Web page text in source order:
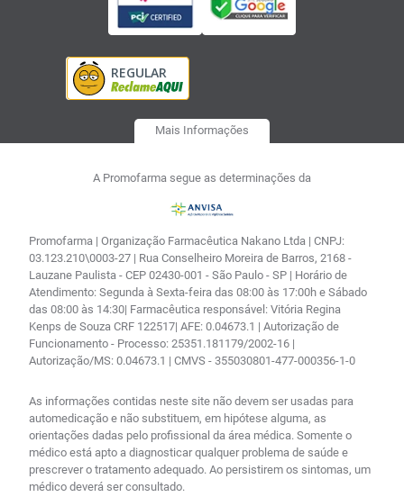
Mais Informações
A Promofarma segue as determinações da
Promofarma | Organização Farmacêutica Nakano Ltda | CNPJ:
03.123.210\0003-27 | Rua Conselheiro Moreira de Barros, 2168 -
Lauzane Paulista - CEP 02430-001 - São Paulo - SP | Horário de
Atendimento: Segunda à Sexta-feira das 08:00 às 17:00h e Sábado
das 08:00 às 14:30| Farmacêutica responsável: Vitória Regina
Kenps de Souza CRF 122517| AFE: 0.04673.1 | Autorização de
Funcionamento - Processo: 25351.181179/2002-16 |
Autorização/MS: 0.04673.1 | CMVS - 355030801-477-000356-1-0
As informações contidas neste site não devem ser usadas para
automedicação e não substituem, em hipótese alguma, as
orientações dadas pelo profissional da área médica. Somente o
médico está apto a diagnosticar qualquer problema de saúde e
prescrever o tratamento adequado. Ao persistirem os sintomas, um
médico deverá ser consultado.